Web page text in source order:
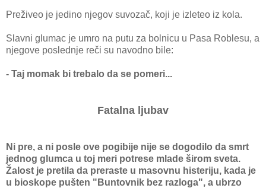
Preživeo je jedino njegov suvozač, koji je izleteo iz kola.
Slavni glumac je umro na putu za bolnicu u Pasa Roblesu, a
njegove poslednje reči su navodno bile:
- Taj momak bi trebalo da se pomeri...
Fatalna ljubav
Ni pre, a ni posle ove pogibije nije se dogodilo da smrt
jednog glumca u toj meri potrese mlade širom sveta.
Žalost je pretila da preraste u masovnu histeriju, kada je
u bioskope pušten "Buntovnik bez razloga", a ubrzo